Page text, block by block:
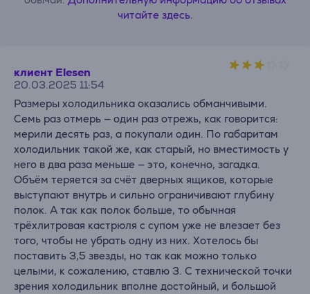
читайте здесь.
клиент Elesen
20.03.2025 11:54
Размеры холодильника оказались обманчивыми.
Семь раз отмерь — один раз отрежь, как говорится:
мерили десять раз, а покупали один. По габаритам
холодильник такой же, как старый, но вместимость у
него в два раза меньше — это, конечно, загадка.
Объём теряется за счёт дверных ящиков, которые
выступают внутрь и сильно ограничивают глубину
полок. А так как полок больше, то обычная
трёхлитровая кастрюля с супом уже не влезает без
того, чтобы не убрать одну из них. Хотелось бы
поставить 3,5 звезды, но так как можно только
целыми, к сожалению, ставлю 3. С технической точки
зрения холодильник вполне достойный, и большой